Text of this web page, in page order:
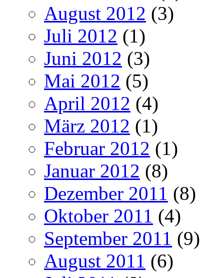
August 2012 (3)
Juli 2012 (1)
Juni 2012 (3)
Mai 2012 (5)
April 2012 (4)
März 2012 (1)
Februar 2012 (1)
Januar 2012 (8)
Dezember 2011 (8)
Oktober 2011 (4)
September 2011 (9)
August 2011 (6)